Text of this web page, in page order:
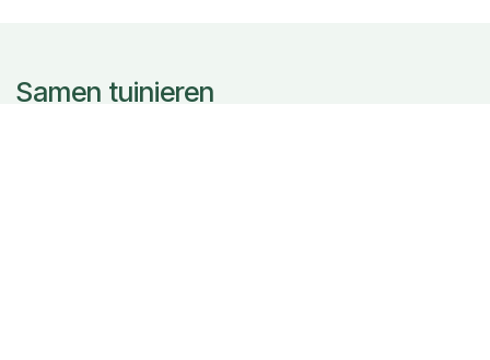
Samen tuinieren